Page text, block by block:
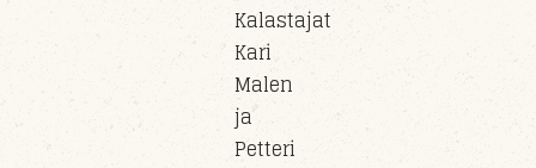
Kalastajat
Kari
Malen
ja
Petteri